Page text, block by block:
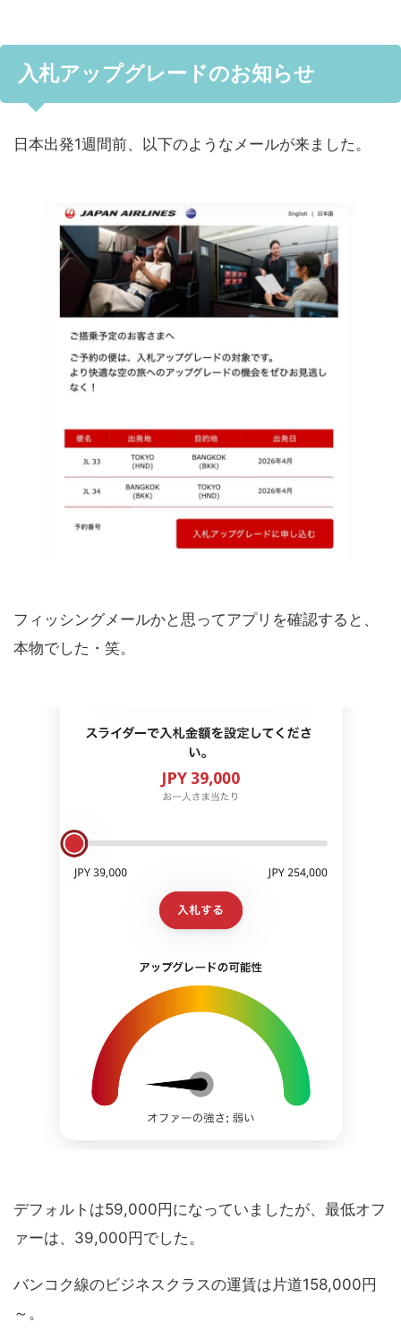
入札アップグレードのお知らせ
日本出発1週間前、以下のようなメールが来ました。
フィッシングメールかと思ってアプリを確認すると、
本物でした・笑。
デフォルトは59,000円になっていましたが、最低オフ
ァーは、39,000円でした。
バンコク線のビジネスクラスの運賃は片道158,000円
～。